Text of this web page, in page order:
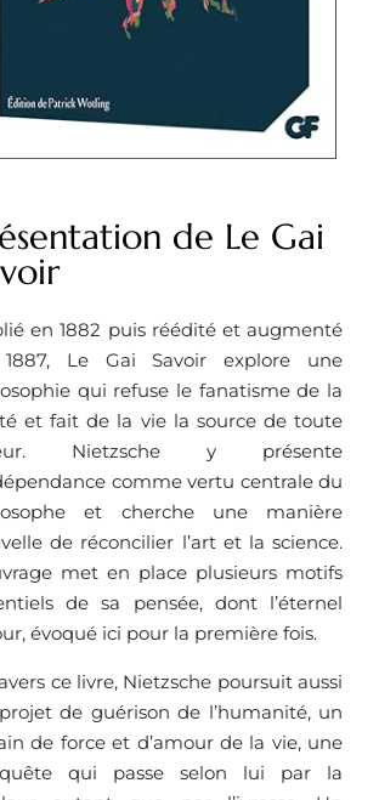
de Le Gai
en 1882 puis réédité et augmenté
Le Gai Savoir explore une
qui refuse le fanatisme de la
et fait de la vie la source de toute
Nietzsche y présente
comme vertu centrale du
et cherche une manière
de réconcilier l’art et la science.
met en place plusieurs motifs
de sa pensée, dont l’éternel
évoqué ici pour la première fois.
ce livre, Nietzsche poursuit aussi
de guérison de l’humanité, un
de force et d’amour de la vie, une
qui passe selon lui par la